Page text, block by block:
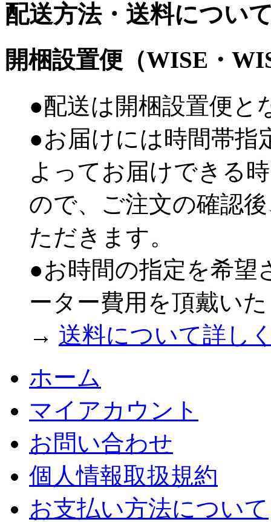
配送方法・送料につい
開梱設置便（WISE・
●配送は開梱設置便と
●お届けには時間帯指
よってお届けできる
ので、ご注文の確認
ただきます。
●お時間の指定を希望
ーター費用を頂戴い
→ 送料について詳し
ホーム
マイアカウント
お問い合わせ
個人情報取扱規約
お支払い方法について